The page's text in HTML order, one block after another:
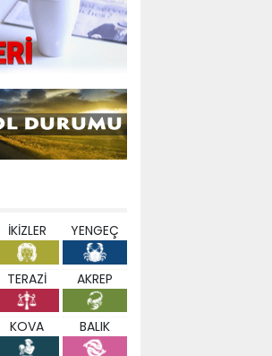
İKİZLER YENGEÇ
TERAZİ AKREP
KOVA BALIK